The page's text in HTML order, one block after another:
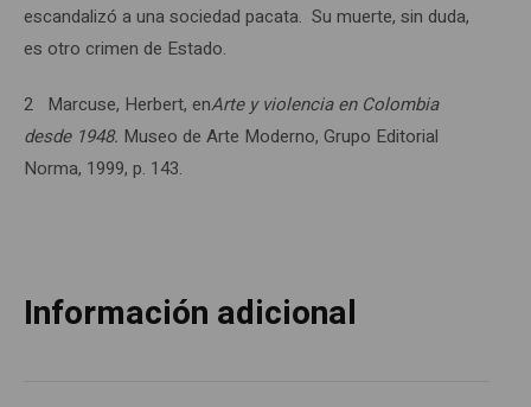
escandalizó a una sociedad pacata. Su muerte, sin duda,
es otro crimen de Estado.
2 Marcuse, Herbert, enArte y violencia en Colombia
desde 1948. Museo de Arte Moderno, Grupo Editorial
Norma, 1999, p. 143.
Información adicional